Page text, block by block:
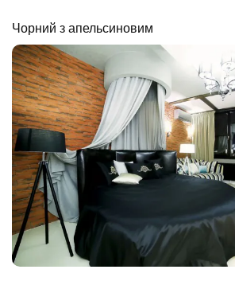
Чорний з апельсиновим